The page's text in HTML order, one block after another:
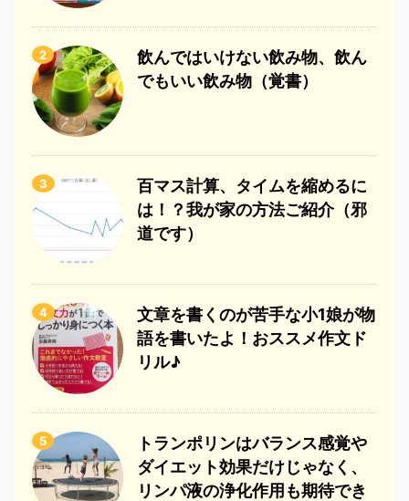
2
飲んではいけない飲み物、飲ん
でもいい飲み物（覚書）
3
百マス計算、タイムを縮めるに
は！？我が家の方法ご紹介（邪
道です）
4
文章を書くのが苦手な小1娘が物
語を書いたよ！おススメ作文ド
リル♪
5
トランポリンはバランス感覚や
ダイエット効果だけじゃなく、
リンパ液の浄化作用も期待でき